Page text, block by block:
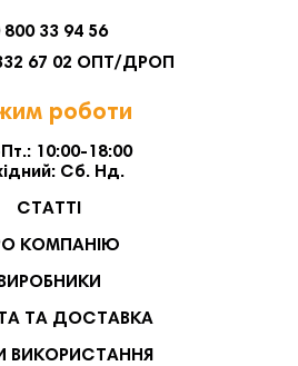
800 33 94 56
67 02 ОПТ/ДРОП
роботи
10:00-18:00
Сб. Нд.
СТАТТІ
КОМПАНІЮ
ВИРОБНИКИ
ТА ДОСТАВКА
ВИКОРИСТАННЯ